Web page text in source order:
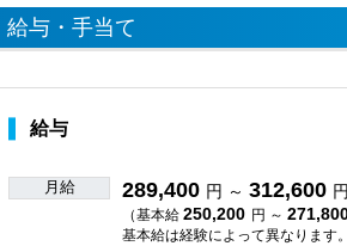
給与・手当て
給与
月給 289,400 円 ～ 312,600 円
（基本給 250,200 円 ～
基本給は経験によって異なります。